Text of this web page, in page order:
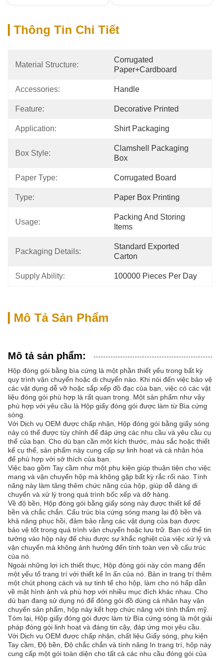
Thông Tin Chi Tiết
Material Structure:
Corrugated
Paper+cardboard
Accessories: Handle
Feature: Decorative Printed
Application: Shirt Packaging
Box Style:
Clamshell Packaging
Box
Paper Type: Corrugated Board
Type: Paper Box Printing
Usage:
Packing And Storing
Items
Packaging Details:
Standard Exported
Carton
Supply Ability: 100000 Pieces Per Day
Mô Tả Sản Phẩm
Mô tả sản phẩm:
Hộp đóng gói bằng bìa cứng là một phần thiết yếu trong bất kỳ
quy trình vận chuyển hoặc di chuyển nào. Khi nói đến việc bảo vệ
các vật dụng dễ vỡ hoặc sắp xếp đồ đạc của bạn, việc có các vật
liệu đóng gói phù hợp là rất quan trọng. Một sản phẩm như vậy
phù hợp với yêu cầu là Hộp giấy đóng gói được làm từ Bìa cứng
sóng.
Với Dịch vụ OEM được chấp nhận, Hộp đóng gói bằng giấy sóng
này có thể được tùy chỉnh để đáp ứng các nhu cầu và yêu cầu cụ
thể của bạn. Cho dù bạn cần một kích thước, màu sắc hoặc thiết
kế cụ thể, sản phẩm này cung cấp sự linh hoạt và cá nhân hóa
để phù hợp với sở thích của bạn.
Việc bao gồm Tay cầm như một phụ kiện giúp thuận tiện cho việc
mang và vận chuyển hộp mà không gặp bất kỳ rắc rối nào. Tính
năng này làm tăng thêm chức năng của hộp, giúp dễ dàng di
chuyển và xử lý trong quá trình bốc xếp và dỡ hàng.
Về độ bền, Hộp đóng gói bằng giấy sóng này được thiết kế để
bền và chắc chắn. Cấu trúc bìa cứng sóng mang lại độ bền và
khả năng phục hồi, đảm bảo rằng các vật dụng của bạn được
bảo vệ tốt trong quá trình vận chuyển hoặc lưu trữ. Bạn có thể tin
tưởng vào hộp này để chịu được sự khắc nghiệt của việc xử lý và
vận chuyển mà không ảnh hưởng đến tính toàn vẹn về cấu trúc
của nó.
Ngoài những lợi ích thiết thực, Hộp đóng gói này còn mang đến
một yếu tố trang trí với thiết kế In ấn của nó. Bản in trang trí thêm
một chút phong cách và sự tinh tế cho hộp, làm cho nó hấp dẫn
về mặt hình ảnh và phù hợp với nhiều mục đích khác nhau. Cho
dù bạn đang sử dụng nó để đóng gói đồ dùng cá nhân hay vận
chuyển sản phẩm, hộp này kết hợp chức năng với tính thẩm mỹ.
Tóm lại, Hộp giấy đóng gói được làm từ Bìa cứng sóng là một giải
pháp đóng gói linh hoạt và đáng tin cậy, đáp ứng mọi yêu cầu.
Với Dịch vụ OEM được chấp nhận, chất liệu Giấy sóng, phụ kiện
Tay cầm, Độ bền, Độ chắc chắn và tính năng In trang trí, hộp này
cung cấp một gói toàn diện cho tất cả các nhu cầu đóng gói của